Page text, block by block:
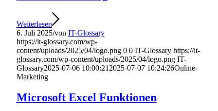
Weiterlesen
6. Juli 2025/von IT-Glossary
https://it-glossary.com/wp-
content/uploads/2025/04/logo.png 0 0 IT-Glossary https://it-
glossary.com/wp-content/uploads/2025/04/logo.png IT-
Glossary2025-07-06 10:00:21 2025-07-07 10:24:26Online-
Marketing
Microsoft Excel Funktionen